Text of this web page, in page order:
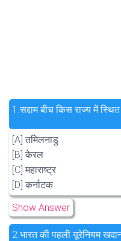
1.सद्दाम बीच किस राज्य में
[A] तमिलनाडु
[B] केरल
[C] महाराष्ट्र
[D] कर्नाटक
Show Answer
2.भारत की पहली यूरेनियम